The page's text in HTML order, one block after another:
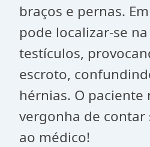
braços e pernas.
pode localizar-se
testículos,
escroto,
hérnias. O
vergonha de contar
ao médico!